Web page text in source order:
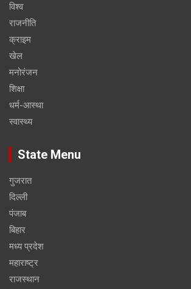
विश्व
राजनीति
क्राइम
खेल
मनोरंजन
शिक्षा
धर्म-आस्था
स्वास्थ्य
State Menu
गुजरात
दिल्ली
पंजाब
बिहार
मध्य प्रदेश
महाराष्ट्र
राजस्थान